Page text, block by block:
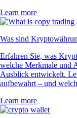
Learn more
Was sind
Erfahren Sie, was
welche Merkmale und
Ausblick entwickelt.
aufbewahrt – und
Learn more